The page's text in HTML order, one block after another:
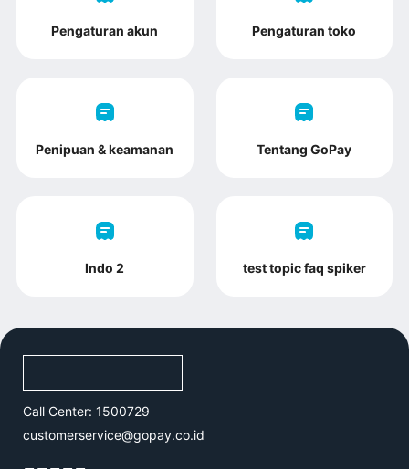
Pengaturan akun Pengaturan toko
Penipuan & keamanan Tentang GoPay
Indo 2 test topic faq spiker
Call Center: 1500729
customerservice@gopay.co.id